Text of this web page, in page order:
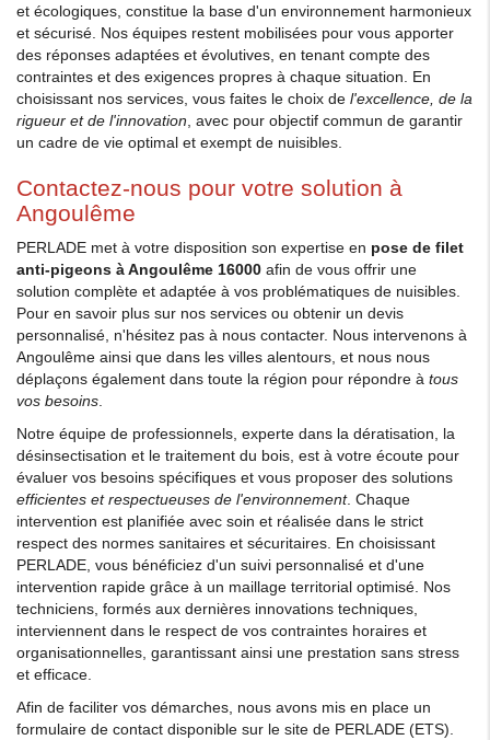
et écologiques, constitue la base d'un environnement harmonieux
et sécurisé. Nos équipes restent mobilisées pour vous apporter
des réponses adaptées et évolutives, en tenant compte des
contraintes et des exigences propres à chaque situation. En
choisissant nos services, vous faites le choix de l'excellence, de la
rigueur et de l'innovation, avec pour objectif commun de garantir
un cadre de vie optimal et exempt de nuisibles.
Contactez-nous pour votre solution à
Angoulême
PERLADE met à votre disposition son expertise en pose de filet
anti-pigeons à Angoulême 16000 afin de vous offrir une
solution complète et adaptée à vos problématiques de nuisibles.
Pour en savoir plus sur nos services ou obtenir un devis
personnalisé, n'hésitez pas à nous contacter. Nous intervenons à
Angoulême ainsi que dans les villes alentours, et nous nous
déplaçons également dans toute la région pour répondre à tous
vos besoins.
Notre équipe de professionnels, experte dans la dératisation, la
désinsectisation et le traitement du bois, est à votre écoute pour
évaluer vos besoins spécifiques et vous proposer des solutions
efficientes et respectueuses de l'environnement. Chaque
intervention est planifiée avec soin et réalisée dans le strict
respect des normes sanitaires et sécuritaires. En choisissant
PERLADE, vous bénéficiez d'un suivi personnalisé et d'une
intervention rapide grâce à un maillage territorial optimisé. Nos
techniciens, formés aux dernières innovations techniques,
interviennent dans le respect de vos contraintes horaires et
organisationnelles, garantissant ainsi une prestation sans stress
et efficace.
Afin de faciliter vos démarches, nous avons mis en place un
formulaire de contact disponible sur le site de PERLADE (ETS).